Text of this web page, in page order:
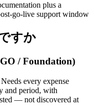
plus a
go-live support window
すか
/ Foundation)
every expense
and period, with
— not discovered at